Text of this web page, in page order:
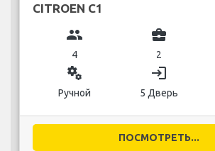
CITROEN C1
group
4
business_center
2
miscellaneous_services
Ручной
login
5 Дверь
ПОСМОТРЕТЬ...